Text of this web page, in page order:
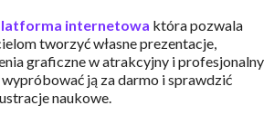
internetowa która pozwala
tworzyć własne prezentacje,
graficzne w atrakcyjny i profesjonalny
ją za darmo i sprawdzić
naukowe.